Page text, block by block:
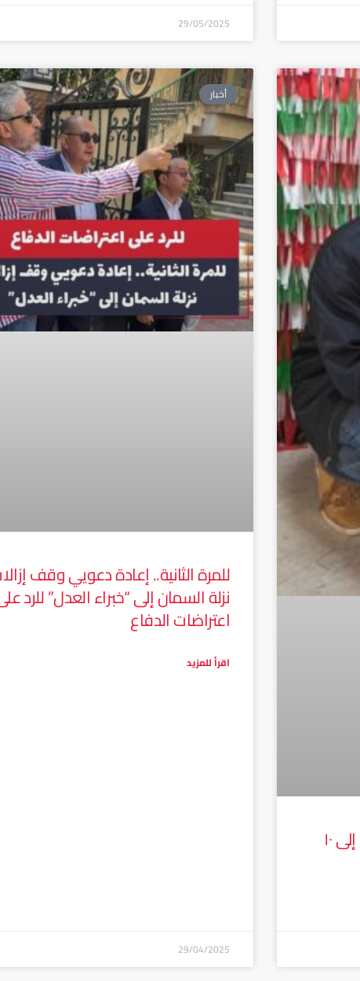
29/05/2025
تأجيل نظر قضية أحمد أبو الفتوح إلى ١٠
أخبار
للمرة الثانية.. إعادة دعويي وقف
نزلة السمان إلى “خبراء العدل” للرد
اعتراضات الدفاع
اقرأ للمزيد
29/04/2025